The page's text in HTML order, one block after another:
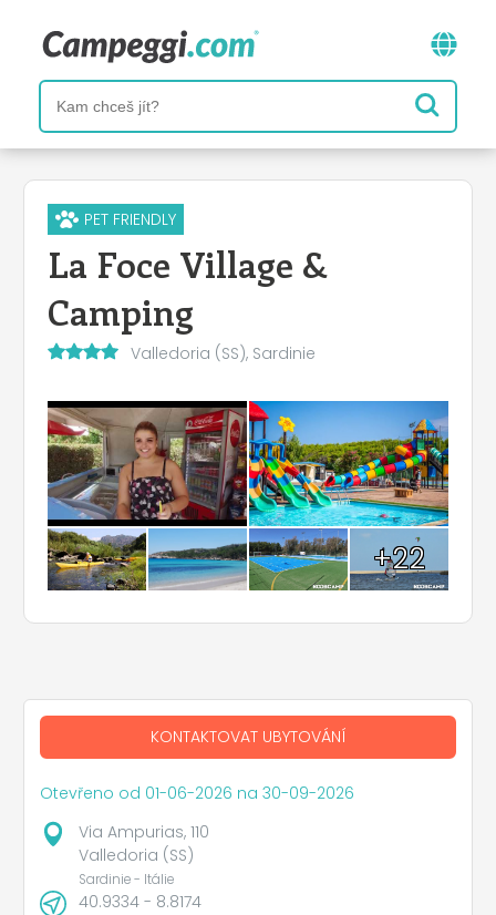
PET FRIENDLY
La Foce Village &
Camping
Valledoria (SS), Sardinie
+22
KONTAKTOVAT UBYTOVÁNÍ
Otevřeno od 01-06-2026 na 30-09-2026
Via Ampurias, 110
Valledoria (SS)
Sardinie - Itálie
40.9334 - 8.8174